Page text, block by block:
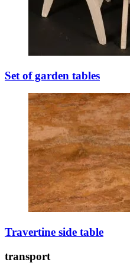
Set of garden tables
Travertine side table
transport